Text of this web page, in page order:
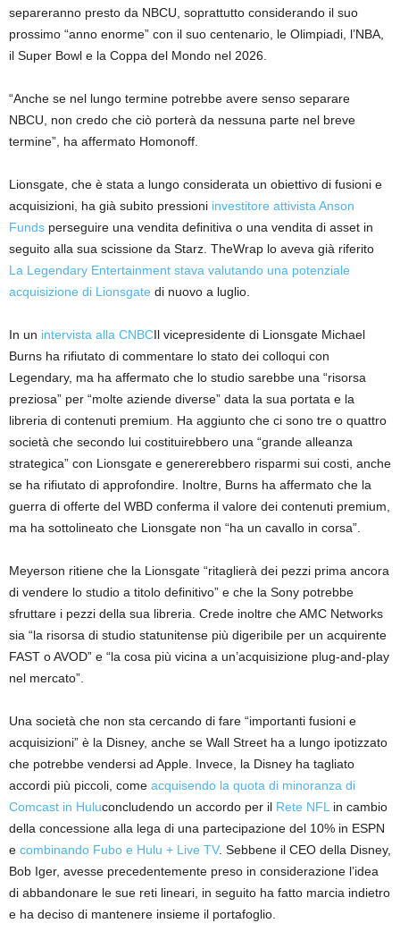
separeranno presto da NBCU, soprattutto considerando il suo
prossimo “anno enorme” con il suo centenario, le Olimpiadi, l’NBA,
il Super Bowl e la Coppa del Mondo nel 2026.
“Anche se nel lungo termine potrebbe avere senso separare
NBCU, non credo che ciò porterà da nessuna parte nel breve
termine”, ha affermato Homonoff.
Lionsgate, che è stata a lungo considerata un obiettivo di fusioni e
acquisizioni, ha già subito pressioni investitore attivista Anson
Funds perseguire una vendita definitiva o una vendita di asset in
seguito alla sua scissione da Starz. TheWrap lo aveva già riferito
La Legendary Entertainment stava valutando una potenziale
acquisizione di Lionsgate di nuovo a luglio.
In un intervista alla CNBCIl vicepresidente di Lionsgate Michael
Burns ha rifiutato di commentare lo stato dei colloqui con
Legendary, ma ha affermato che lo studio sarebbe una “risorsa
preziosa” per “molte aziende diverse” data la sua portata e la
libreria di contenuti premium. Ha aggiunto che ci sono tre o quattro
società che secondo lui costituirebbero una “grande alleanza
strategica” con Lionsgate e genererebbero risparmi sui costi, anche
se ha rifiutato di approfondire. Inoltre, Burns ha affermato che la
guerra di offerte del WBD conferma il valore dei contenuti premium,
ma ha sottolineato che Lionsgate non “ha un cavallo in corsa”.
Meyerson ritiene che la Lionsgate “ritaglierà dei pezzi prima ancora
di vendere lo studio a titolo definitivo” e che la Sony potrebbe
sfruttare i pezzi della sua libreria. Crede inoltre che AMC Networks
sia “la risorsa di studio statunitense più digeribile per un acquirente
FAST o AVOD” e “la cosa più vicina a un’acquisizione plug-and-play
nel mercato”.
Una società che non sta cercando di fare “importanti fusioni e
acquisizioni” è la Disney, anche se Wall Street ha a lungo ipotizzato
che potrebbe vendersi ad Apple. Invece, la Disney ha tagliato
accordi più piccoli, come acquisendo la quota di minoranza di
Comcast in Huluconcludendo un accordo per il Rete NFLin cambio
della concessione alla lega di una partecipazione del 10% in ESPN
e combinando Fubo e Hulu + Live TV. Sebbene il CEO della Disney,
Bob Iger, avesse precedentemente preso in considerazione l’idea
di abbandonare le sue reti lineari, in seguito ha fatto marcia indietro
e ha deciso di mantenere insieme il portafoglio.